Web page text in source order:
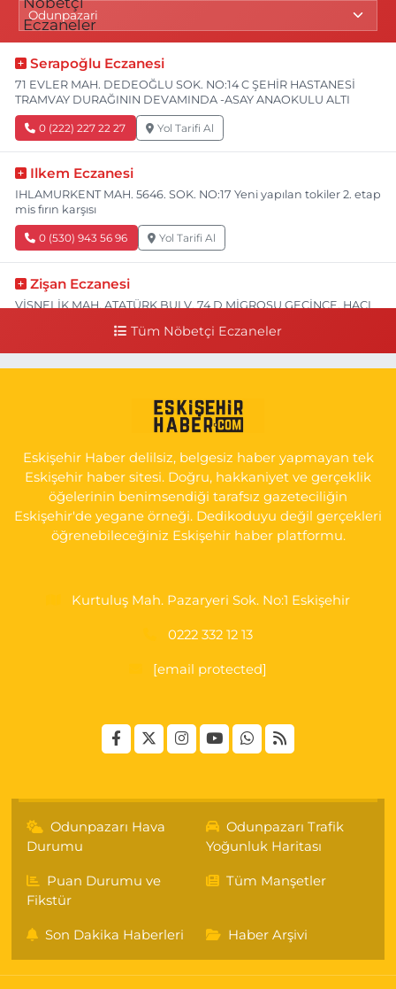
Serapoğlu Eczanesi
71 EVLER MAH. DEDEOĞLU SOK. NO:14 C ŞEHİR HASTANESİ
TRAMVAY DURAĞININ DEVAMINDA -ASAY ANAOKULU ALTI
0 (222) 227 22 27 Yol Tarifi Al
Ilkem Eczanesi
IHLAMURKENT MAH. 5646. SOK. NO:17 Yeni yapılan tokiler 2. etap
mis fırın karşısı
0 (530) 943 56 96 Yol Tarifi Al
Zişan Eczanesi
VİŞNELİK MAH. ATATÜRK BULV. 74 D MİGROSU GEÇİNCE, HACI
KIRMIZITOPRAK MAH.ERCAN SOK. NO:14 C ESKİ HAVA
HASTANESİ POLİKLİNİK KAPISI KARŞISI
0 (222) 240 55 11 Yol Tarifi Al
Tüm Nöbetçi Eczaneler
Eskişehir Haber delilsiz, belgesiz haber yapmayan tek
Eskişehir haber sitesi. Doğru, hakkaniyet ve gerçeklik
öğelerinin benimsendiği tarafsız gazeteciliğin
Eskişehir'de yegane örneği. Dedikoduyu değil gerçekleri
öğrenebileceğiniz Eskişehir haber platformu.
Kurtuluş Mah. Pazaryeri Sok. No:1 Eskişehir
0222 332 12 13
[email protected]
Odunpazarı Hava
Durumu
Odunpazarı Trafik
Yoğunluk Haritası
Puan Durumu ve
Fikstür
Tüm Manşetler
Son Dakika Haberleri Haber Arşivi